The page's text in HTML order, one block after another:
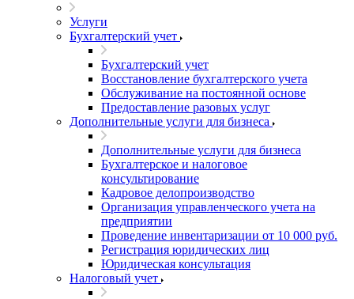
Услуги
Бухгалтерский учет
Бухгалтерский учет
Восстановление бухгалтерского учета
Обслуживание на постоянной основе
Предоставление разовых услуг
Дополнительные услуги для бизнеса
Дополнительные услуги для бизнеса
Бухгалтерское и налоговое
консультирование
Кадровое делопроизводство
Организация управленческого учета на
предприятии
Проведение инвентаризации от 10 000 руб.
Регистрация юридических лиц
Юридическая консультация
Налоговый учет